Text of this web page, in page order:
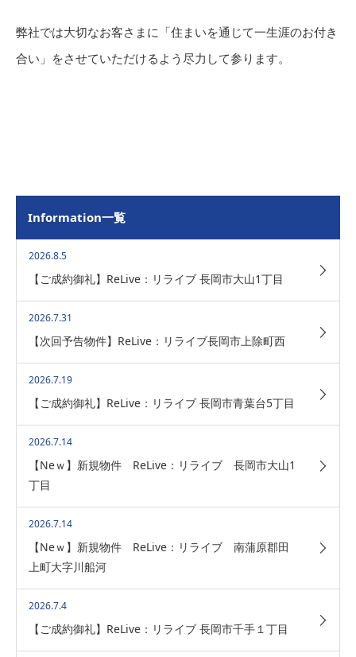
弊社では大切なお客さまに「住まいを通じて一生涯のお付き
合い」をさせていただけるよう尽力して参ります。
Information一覧
2026.8.5
【ご成約御礼】ReLive：リライブ 長岡市大山1丁目
2026.7.31
【次回予告物件】ReLive：リライブ長岡市上除町西
2026.7.19
【ご成約御礼】ReLive：リライブ 長岡市青葉台5丁目
2026.7.14
【Neｗ】新規物件 ReLive：リライブ 長岡市大山1
丁目
2026.7.14
【Neｗ】新規物件 ReLive：リライブ 南蒲原郡田
上町大字川船河
2026.7.4
【ご成約御礼】ReLive：リライブ 長岡市千手１丁目